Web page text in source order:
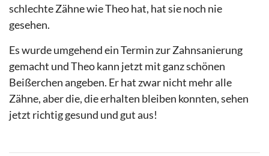
schlechte Zähne wie Theo hat, hat sie noch nie
gesehen.
Es wurde umgehend ein Termin zur Zahnsanierung
gemacht und Theo kann jetzt mit ganz schönen
Beißerchen angeben. Er hat zwar nicht mehr alle
Zähne, aber die, die erhalten bleiben konnten, sehen
jetzt richtig gesund und gut aus!